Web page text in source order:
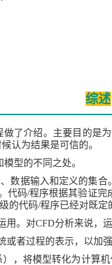
综述
了介绍。主要目的是
认为结果是可信的。
型的不同之处。
数据输入和定义的集合
代码/程序根据其验证完
的代码/程序已经对既定
用。对CFD分析来说，
或者过程的表示，以加
，将模型转化为计算